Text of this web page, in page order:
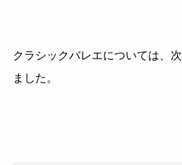
クラシックバレエについては、
ました。